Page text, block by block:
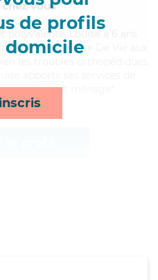
de profils
domicile
Vous
polyvalente, Louise a 6 ans
d'Assistante De Vie aux
mobilité et ménage*